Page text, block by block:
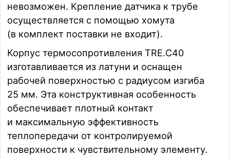
невозможен. Крепление датчика к трубе
осуществляется с помощью хомута
(в комплект поставки не входит).
Корпус термосопротивления TRE.C40
изготавливается из латуни и оснащен
рабочей поверхностью с радиусом изгиба
25 мм. Эта конструктивная особенность
обеспечивает плотный контакт
и максимальную эффективность
теплопередачи от контролируемой
поверхности к чувствительному элементу.